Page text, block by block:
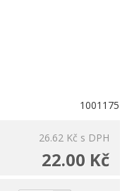
1001175
26.62 Kč s DPH
22.00 Kč